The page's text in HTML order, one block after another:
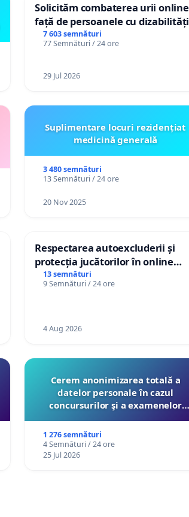
Solicităm combaterea urii online
față de persoanele cu dizabilități
7 603 semnături
77 Semnături / 24 ore
29 Jul 2026
Suplimentare locuri rezidențiat
medicină generală
3 480 semnături
13 Semnături / 24 ore
20 Nov 2025
Respectarea autoexcluderii și
protecția jucătorilor în online
casino
13 semnături
9 Semnături / 24 ore
4 Aug 2026
Cerem anonimizarea totală a
datelor personale în cazul
concursurilor şi a examenelor
către Ministerul Educaţiei
1 276 semnături
4 Semnături / 24 ore
25 Jul 2026